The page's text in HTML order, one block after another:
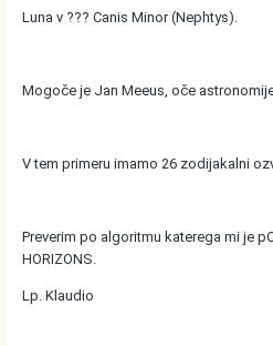
Luna v ??? Canis Minor (Nephtys).
Mogoče je Jan Meeus, oče
V tem primeru imamo 26 zodijakalni
Preverim po algoritmu katerega mi je
HORIZONS.
Lp. Klaudio